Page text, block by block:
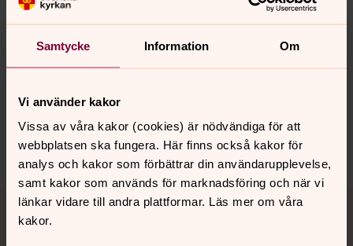
Samtycke Information Om
Vi använder kakor
Vissa av våra kakor (cookies) är nödvändiga för att
webbplatsen ska fungera. Här finns också kakor för
analys och kakor som förbättrar din användarupplevelse,
samt kakor som används för marknadsföring och när vi
länkar vidare till andra plattformar. Läs mer om våra
kakor.
Senast ändrad 5 september 2017
Synpunkter eller frågor på sidans
innehåll?
Tillbaka till toppen
Tillbaka till innehållet